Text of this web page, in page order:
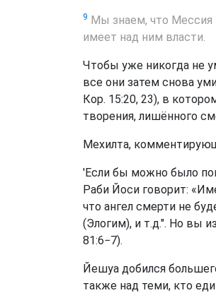
9 Мы знаем, что Мессия
имеет над ним власти.
Чтобы уже никогда не
все они затем снова
Кор. 15:20, 23), в
творения, лишённого
Мехилта,
'Если бы можно было
Раби Йоси говорит:
что ангел смерти не
(Элогим), и т.д.". Но вы
81:6−7).
Йешуа добился
также над теми, кто